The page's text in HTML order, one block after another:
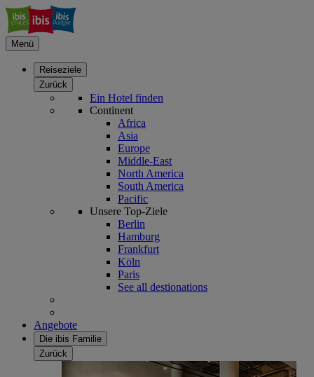
Menü
Reiseziele
Zurück
Ein Hotel finden
Continent
Africa
Asia
Europe
Middle-East
North America
South America
Pacific
Unsere Top-Ziele
Berlin
Hamburg
Frankfurt
Köln
Paris
See all destionations
Angebote
Die ibis Familie
Zurück